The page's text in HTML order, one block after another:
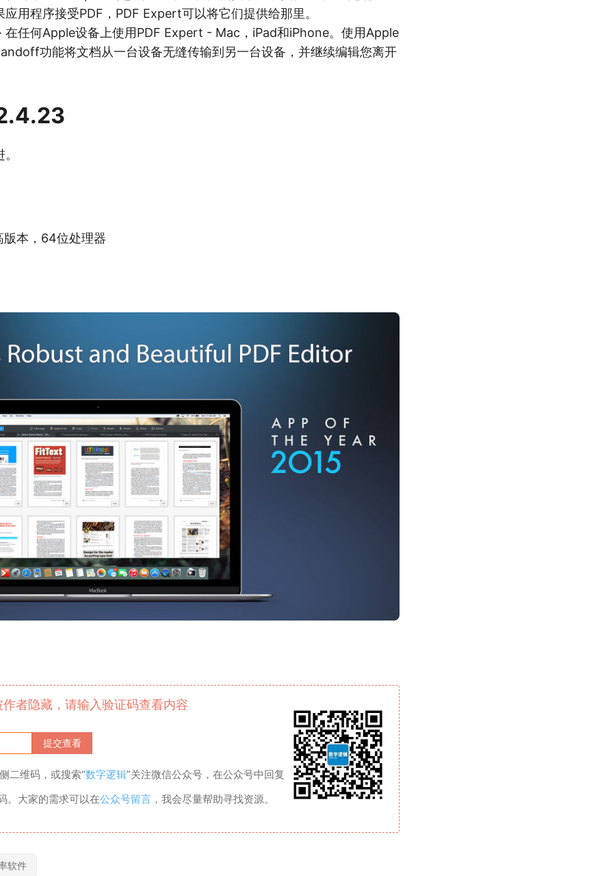
用程序接受PDF，PDF Expert可以将它们提供给那里。
在任何Apple设备上使用PDF Expert - Mac，iPad和iPhone。使用Apple
功能将文档从一台设备无缝传输到另一台设备，并继续编辑您离开
版本，64位处理器
者隐藏，请输入验证码查看内容
二维码，或搜索“数字逻辑”关注微信公众号，在公众号中回复
。大家的需求可以在公众号留言 ，我会尽量帮助寻找资源。
软件